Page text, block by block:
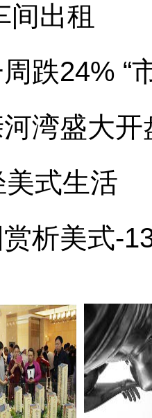
间出租
跌24% “
湾盛大
式生活
析美式-